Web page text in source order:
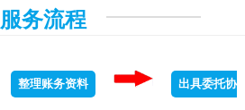
服务流程
整理账务资料 出具委托协